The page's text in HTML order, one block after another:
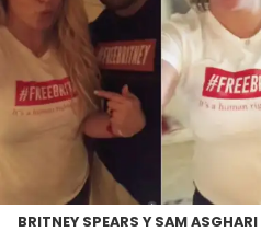
BRITNEY SPEARS Y SAM ASGHARI